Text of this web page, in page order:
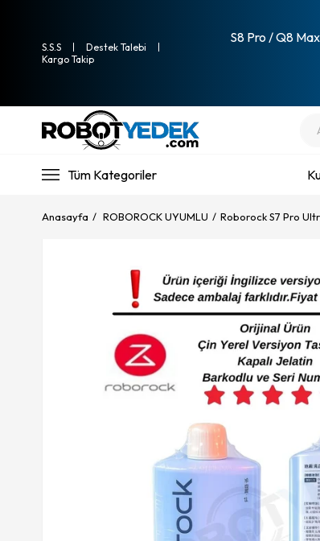
S.S.S
Destek Talebi
Kargo Takip
S8 Pro / Q8
Tüm Kategoriler
Anasayfa ROBOROCK UYUMLU Roborock S7 Pro